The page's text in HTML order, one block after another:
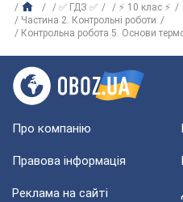
✅ ГДЗ ✅ ⚡ 10 клас ⚡
Частина 2. Контрольні роботи
Контрольна робота 5. Основи
Про компанію
Правова інформація
Реклама на сайті